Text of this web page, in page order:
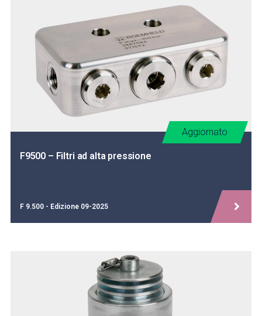
F9500 – Filtri ad alta pressione
Aggiornato
F 9.500 - Edizione 09-2025